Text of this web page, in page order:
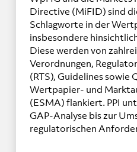
Directive (MiFID) sind
Schlagworte in der
insbesondere
Diese werden von
Verordnungen,
(RTS), Guidelines sowie
Wertpapier- und
(ESMA) flankiert. PPI
GAP-Analyse bis zur
regulatorischen